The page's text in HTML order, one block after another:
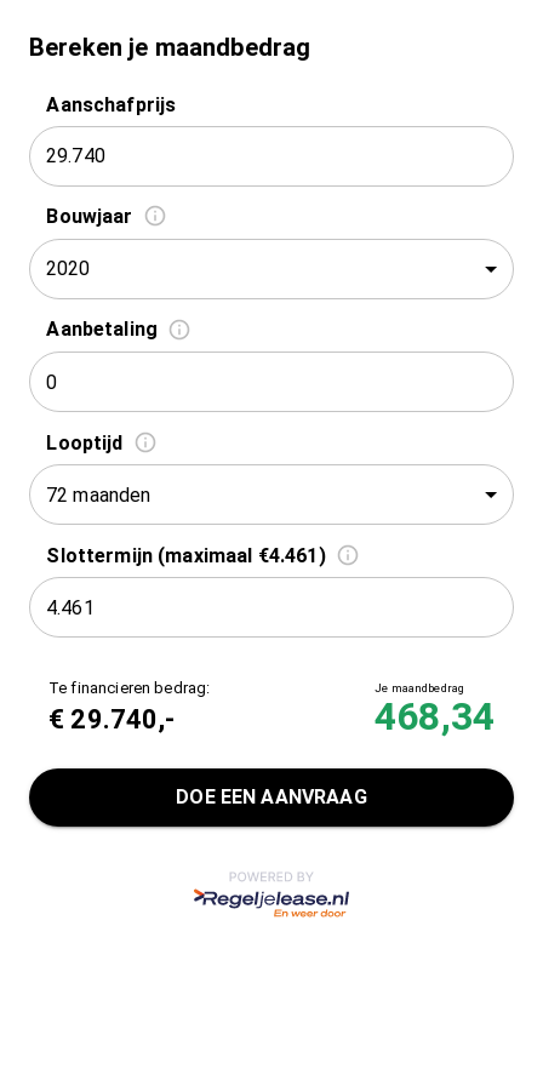
Bereken je maandbedrag
Aanschafprijs
Bouwjaar
2020
Aanbetaling
Looptijd
72 maanden
Slottermijn (maximaal €4.461)
Te financieren bedrag:
€ 29.740,-
Je maandbedrag
468,34
DOE EEN AANVRAAG